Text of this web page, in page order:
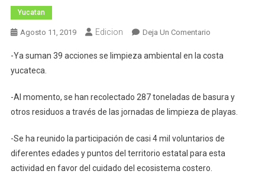
Yucatan
Agosto 11, 2019 Edicion Deja Un ComentarioEn
Y
Estado
Continúan
Para
Mantener
Las
-Ya suman 39 acciones se limpieza ambiental en la costa
yucateca.
-Al momento, se han recolectado 287 toneladas de basura y
otros residuos a través de las jornadas de limpieza de playas.
-Se ha reunido la participación de casi 4 mil voluntarios de
diferentes edades y puntos del territorio estatal para esta
actividad en favor del cuidado del ecosistema costero.